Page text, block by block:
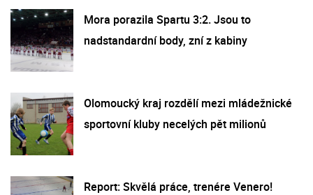
Mora porazila Spartu 3:2. Jsou to
nadstandardní body, zní z kabiny
Olomoucký kraj rozdělí mezi mládežnické
sportovní kluby necelých pět milionů
Report: Skvělá práce, trenére Venero!